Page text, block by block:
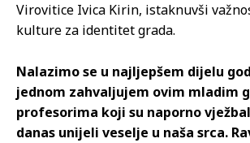
Virovitice Ivica Kirin, istaknuvši
kulture za identitet grada.
Nalazimo se u najljepšem dijelu
jednom zahvaljujem ovim mladim
profesorima koji su naporno
danas unijeli veselje u naša srca.